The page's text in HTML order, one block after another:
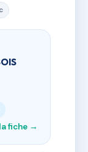
fiche →